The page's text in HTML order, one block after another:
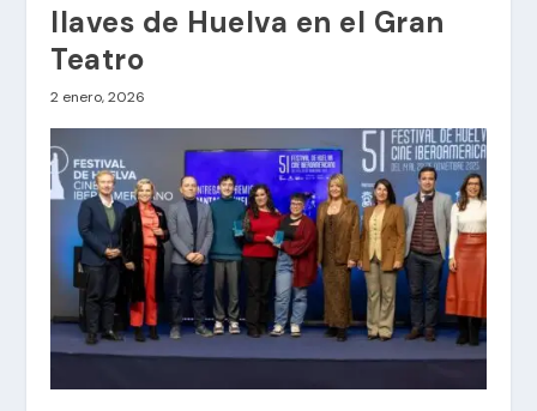
llaves de Huelva en el Gran
Teatro
2 enero, 2026